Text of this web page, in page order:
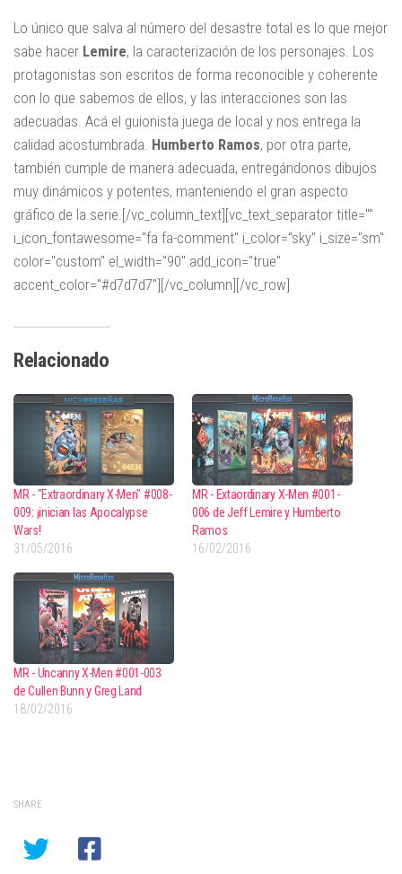
Lo único que salva al número del desastre total es lo que mejor
sabe hacer Lemire, la caracterización de los personajes. Los
protagonistas son escritos de forma reconocible y coherente
con lo que sabemos de ellos, y las interacciones son las
adecuadas. Acá el guionista juega de local y nos entrega la
calidad acostumbrada. Humberto Ramos, por otra parte,
también cumple de manera adecuada, entregándonos dibujos
muy dinámicos y potentes, manteniendo el gran aspecto
gráfico de la serie.[/vc_column_text][vc_text_separator title=""
i_icon_fontawesome="fa fa-comment" i_color="sky" i_size="sm"
color="custom" el_width="90" add_icon="true"
accent_color="#d7d7d7"][/vc_column][/vc_row]
Relacionado
MR - "Extraordinary X-Men" #008-
009: ¡inician las Apocalypse
Wars!
31/05/2016
MR - Extaordinary X-Men #001-
006 de Jeff Lemire y Humberto
Ramos
16/02/2016
MR - Uncanny X-Men #001-003
de Cullen Bunn y Greg Land
18/02/2016
SHARE